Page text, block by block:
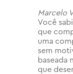
Marcelo
Você
que
uma
sem
baseada
que